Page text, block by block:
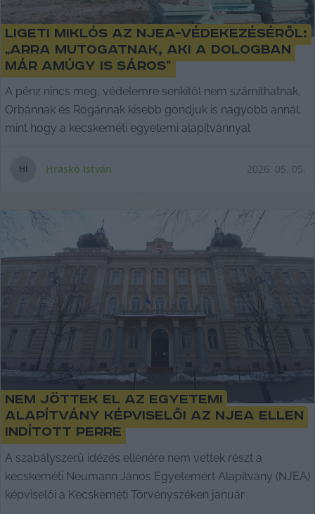
Ligeti Miklós az NJEA-védekezéséről:
„arra mutogatnak, aki a dologban
már amúgy is sáros”
A pénz nincs meg, védelemre senkitől nem számíthatnak,
Orbánnak és Rogánnak kisebb gondjuk is nagyobb annál,
mint hogy a kecskeméti egyetemi alapítvánnyal
HI Hraskó István 2026. 05. 05.
Nem jöttek el az egyetemi
alapítvány képviselői az NJEA ellen
indított perre
A szabályszerű idézés ellenére nem vettek részt a
kecskeméti Neumann János Egyetemért Alapítvány (NJEA)
képviselői a Kecskeméti Törvényszéken január